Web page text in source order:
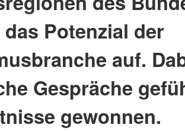
Potenzial der
auf.
Gespräche
gewonnen.